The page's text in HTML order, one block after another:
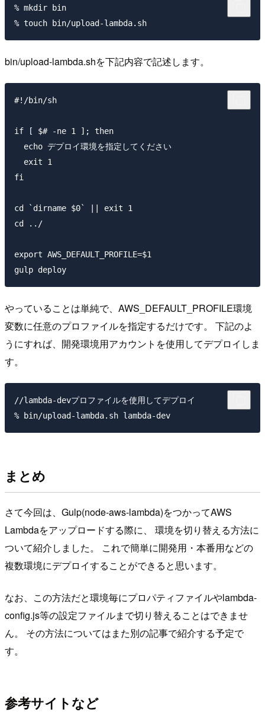
% mkdir bin
bin/upload-lambda.shを下記内容で記述します。
#!/bin/sh
if [ $# -ne 1 ]; then
  echo デプロイ環境を指定してください
  exit 1
fi
cd `dirname $0` || exit 1
cd ../
export AWS_DEFAULT_PROFILE=$1
やっていることは単純で、AWS_DEFAULT_PROFILE環境
変数に任意のプロファイルを指定するだけです。 下記のよ
うにすれば、開発環境用アカウントを使用してデプロイしま
す。
//lambda-devプロファイルを使用してデプロイ
まとめ
さて今回は、Gulp(node-aws-lambda)をつかってAWS
Lambdaをアップロードする際に、 環境を切り替える方法に
ついて紹介しました。 これで簡単に開発用・本番用などの
複数環境にデプロイすることができると思います。
なお、この方法だと環境毎にプロパティファイルやlambda-
config.js等の設定ファイルまで切り替えることはできませ
ん。 その方法についてはまた別の記事で紹介する予定で
す。
参考サイトなど